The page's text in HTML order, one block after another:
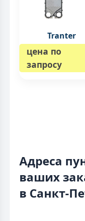
Tranter
цена по
запросу
Адреса
ваших
в Санкт-